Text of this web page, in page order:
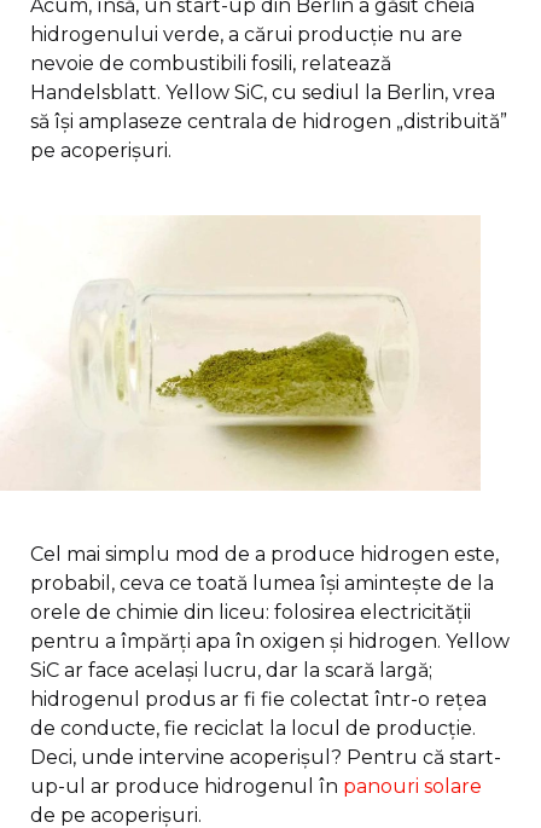
Acum, însă, un start-up din Berlin a găsit cheia
hidrogenului verde, a cărui producție nu are
nevoie de combustibili fosili, relatează
Handelsblatt. Yellow SiC, cu sediul la Berlin, vrea
să își amplaseze centrala de hidrogen „distribuită”
pe acoperișuri.
Cel mai simplu mod de a produce hidrogen este,
probabil, ceva ce toată lumea își amintește de la
orele de chimie din liceu: folosirea electricității
pentru a împărți apa în oxigen și hidrogen. Yellow
SiC ar face același lucru, dar la scară largă;
hidrogenul produs ar fi fie colectat într-o rețea
de conducte, fie reciclat la locul de producție.
Deci, unde intervine acoperișul? Pentru că start-
up-ul ar produce hidrogenul în panouri solare
de pe acoperișuri.